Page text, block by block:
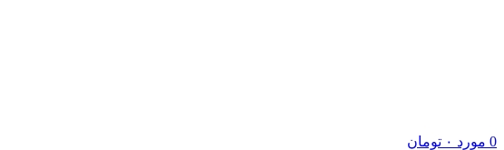
0 مورد ۰ تومان